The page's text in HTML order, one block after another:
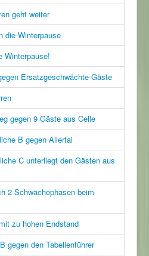
geht weiter
die Winterpause
Winterpause!
Ersatzgeschwächte Gäste
gegen 9 Gäste aus Celle
B gegen Allertal
C unterliegt den Gästen aus
2 Schwächephasen beim
zu hohen Endstand
gegen den Tabellenführer